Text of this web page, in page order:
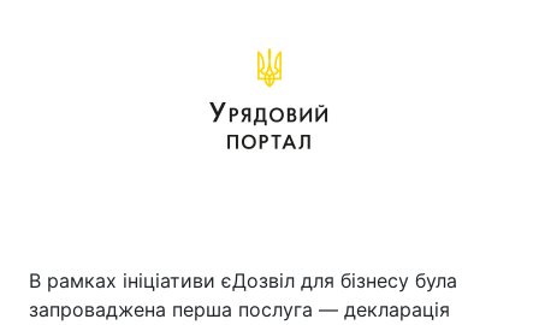
В рамках ініціативи єДозвіл для бізнесу була
запроваджена перша послуга — декларація